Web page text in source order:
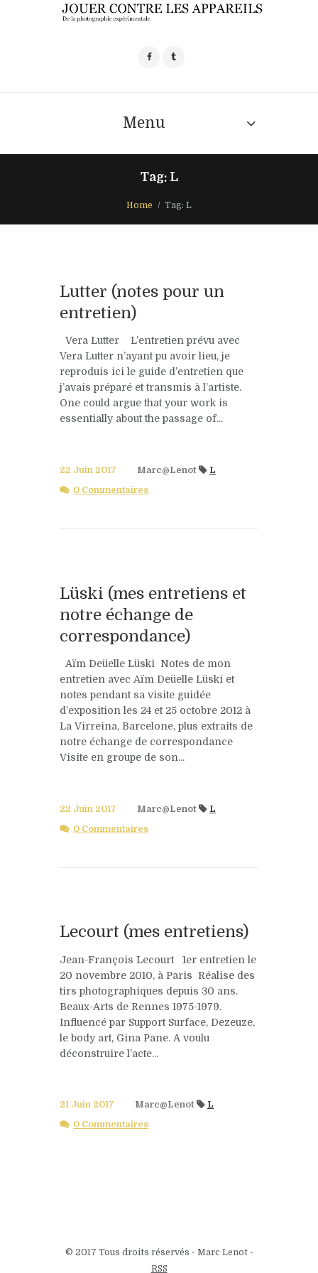
Menu
Tag: L
Home Tag: L
Lutter (notes pour un
entretien)
Vera Lutter L’entretien prévu avec
Vera Lutter n’ayant pu avoir lieu, je
reproduis ici le guide d’entretien que
j’avais préparé et transmis à l’artiste.
One could argue that your work is
essentially about the passage of...
22 Juin 2017 Marc@Lenot
L
0 Commentaires
Lüski (mes entretiens et
notre échange de
correspondance)
Aïm Deüelle Lüski Notes de mon
entretien avec Aïm Deüelle Lüski et
notes pendant sa visite guidée
d’exposition les 24 et 25 octobre 2012 à
La Virreina, Barcelone, plus extraits de
notre échange de correspondance
Visite en groupe de son...
22 Juin 2017 Marc@Lenot
L
0 Commentaires
Lecourt (mes entretiens)
Jean-François Lecourt 1er entretien le
20 novembre 2010, à Paris Réalise des
tirs photographiques depuis 30 ans.
Beaux-Arts de Rennes 1975-1979.
Influencé par Support Surface, Dezeuze,
le body art, Gina Pane. A voulu
déconstruire l’acte...
21 Juin 2017 Marc@Lenot
L
0 Commentaires
© 2017 Tous droits réservés - Marc Lenot -
RSS